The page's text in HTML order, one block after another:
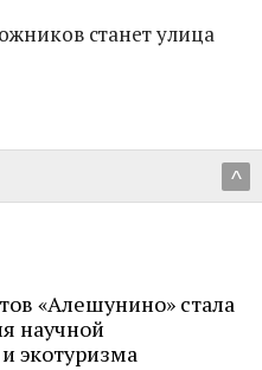
станет улица
^
«Алешунино» стала
научной
экотуризма